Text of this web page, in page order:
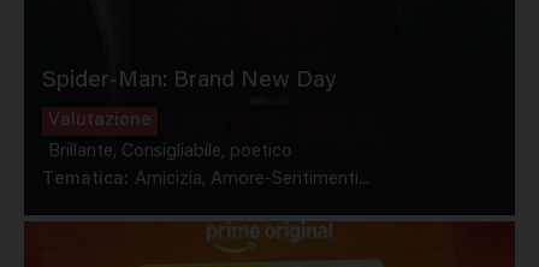
Spider-Man: Brand New Day
Valutazione
Brillante, Consigliabile, poetico
Tematica: Amicizia, Amore-Sentimenti...